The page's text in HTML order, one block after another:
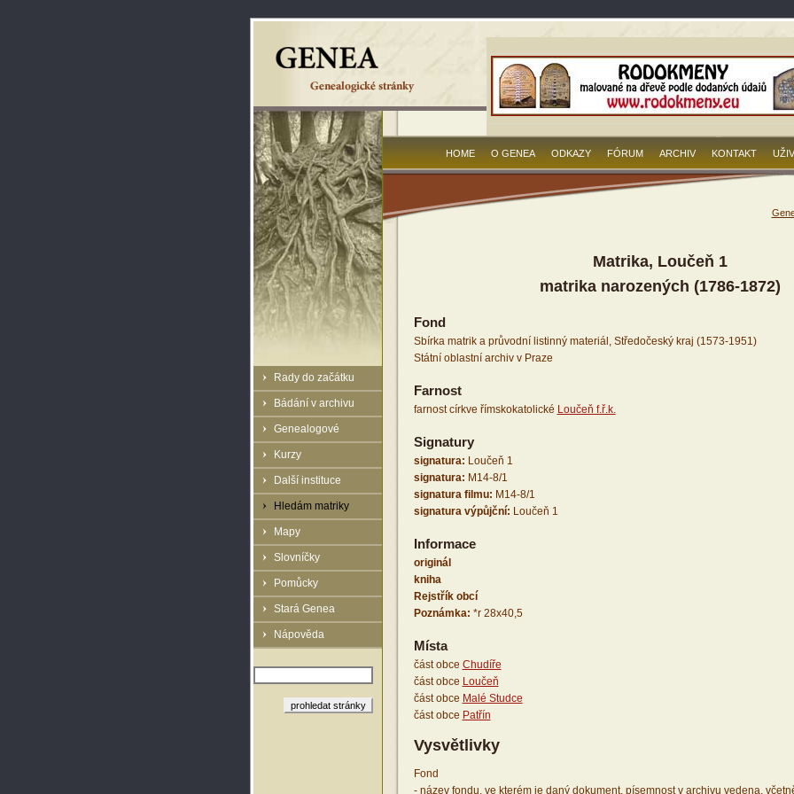
Rady do začátku
Bádání v archivu
Genealogové
Kurzy
Další instituce
Hledám matriky
Mapy
Slovníčky
Pomůcky
Stará Genea
Nápověda
HOME O GENEA ODKAZY FÓRUM ARCHIV KONTAKT
Matrika, Loučeň 1
matrika narozených (1786-1872)
Fond
Sbírka matrik a průvodní listinný materiál, Středočeský kraj (1573-1951)
Státní oblastní archiv v Praze
Farnost
farnost církve římskokatolické Loučeň f.ř.k.
Signatury
signatura: Loučeň 1
signatura: M14-8/1
signatura filmu: M14-8/1
signatura výpůjční: Loučeň 1
Informace
originál
kniha
Rejstřík obcí
Poznámka: *r 28x40,5
Místa
část obce Chudíře
část obce Loučeň
část obce Malé Studce
část obce Patřín
Vysvětlivky
Fond
- název fondu, ve kterém je daný dokument, písemnost v archivu vedena,